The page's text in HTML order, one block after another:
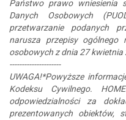
Państwo prawo wniesienia
Danych Osobowych
przetwarzanie podanych
narusza przepisy ogólnego
osobowych z dnia 27 kwietnia
---------------------
UWAGA!*Powyższe
Kodeksu Cywilnego.
odpowiedzialności za
prezentowanych obiektów,